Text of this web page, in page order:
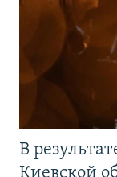
В
Киевской